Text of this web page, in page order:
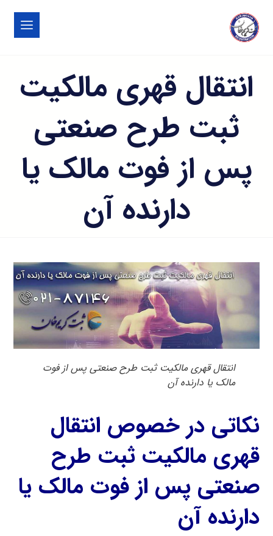
انتقال قهری مالکیت
ثبت طرح صنعتی
پس از فوت مالک یا
دارنده آن
انتقال قهری مالکیت ثبت طرح صنعتی پس از فوت
مالک یا دارنده آن
نکاتی در خصوص انتقال
قهری مالکیت ثبت طرح
صنعتی پس از فوت مالک یا
دارنده آن